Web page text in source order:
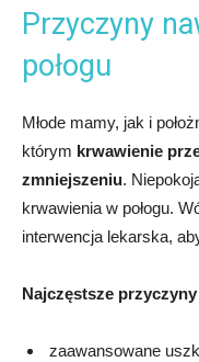
Przyczyny
połogu
Młode mamy, jak i
którym krwawienie
zmniejszeniu.
krwawienia w połogu.
interwencja lekarska,
Najczęstsze
zaawansowane